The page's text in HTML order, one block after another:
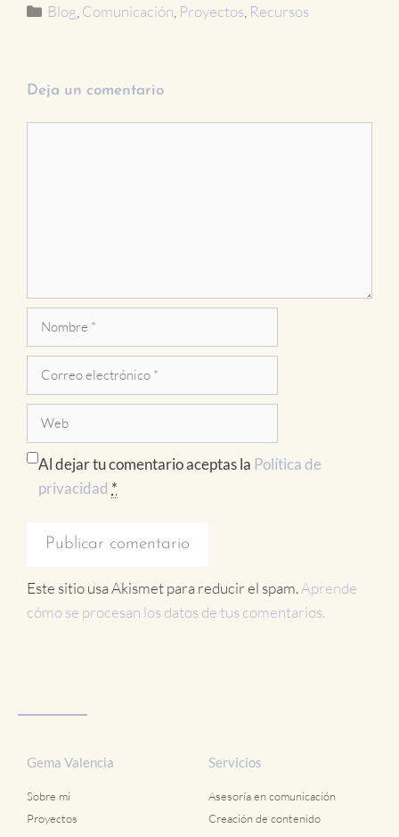
Blog Comunicación Proyectos Recursos
Deja un comentario
Al dejar tu comentario aceptas la Política de
privacidad *
Este sitio usa Akismet para reducir el spam.Aprende
cómo se procesan los datos de tus comentarios.
Gema Valencia
Sobre mi
Proyectos
Servicios
Asesoría en comunicación
Creación de contenido